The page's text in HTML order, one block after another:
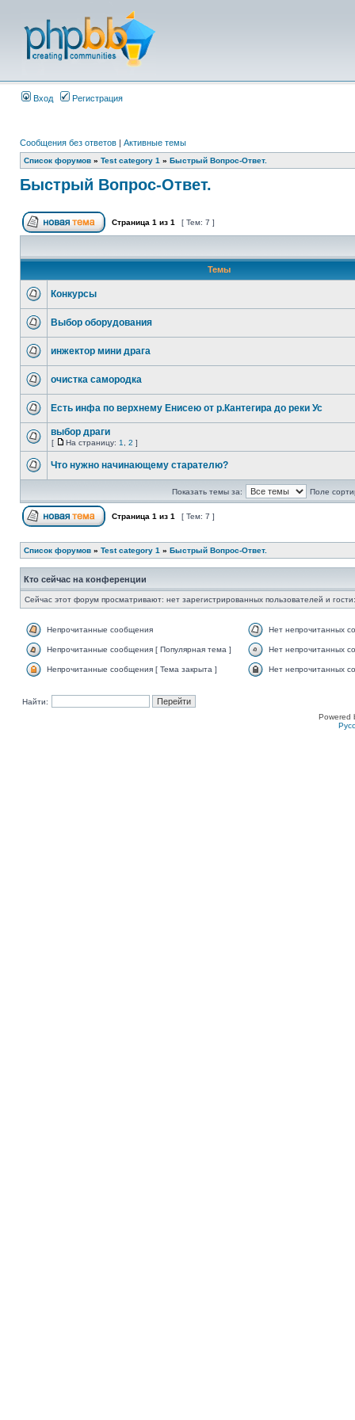
Вход Регистрация
Сообщения без ответов | Активные темы
Список форумов » Test category 1 » Быстрый Вопрос-Ответ.
Быстрый Вопрос-Ответ.
Страница 1 из 1 [ Тем: 7 ]
Темы
Конкурсы
Выбор оборудования
инжектор мини драга
очистка самородка
Есть инфа по верхнему Енисею от р.Кантегира до реки Ус
выбор драги
[ На страницу: 1 2 ]
Что нужно начинающему старателю?
Показать темы за: Поле
Страница 1 из 1 [ Тем: 7 ]
Список форумов » Test category 1 » Быстрый Вопрос-Ответ.
Кто сейчас на конференции
Сейчас этот форум просматривают: нет зарегистрированных пользователей и
Непрочитанные сообщения Нет непрочитанных
Непрочитанные сообщения [ Популярная тема ] Нет непрочитанных
Непрочитанные сообщения [ Тема закрыта ] Нет непрочитанных
Найти:
Powered